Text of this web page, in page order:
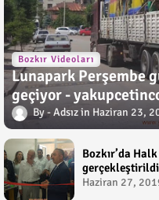
Bozkır Videoları
Lunapark Perşembe
geçiyor -
Adsız Haziran 23,
Bozkır’da
Haziran 27,